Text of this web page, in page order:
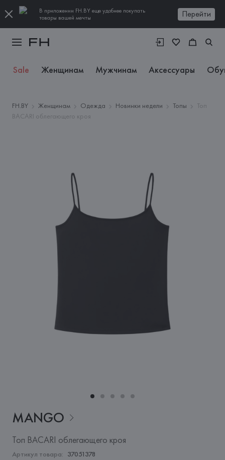
В приложении FH.BY еще удобнее покупать
товары вашей мечты
Перейти
Sale Женщинам Мужчинам Аксессуары
FH.BY Женщинам Одежда Новинки недели Топы
Топ
BACARI облегающего кроя
MANGO
Топ BACARI облегающего кроя
Артикул товара: 37051378